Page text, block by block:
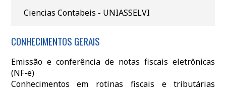
Ciencias Contabeis - UNIASSELVI
CONHECIMENTOS GERAIS
Emissão e conferência de notas fiscais eletrônicas
(NF-e)
Conhecimentos em rotinas fiscais e tributárias